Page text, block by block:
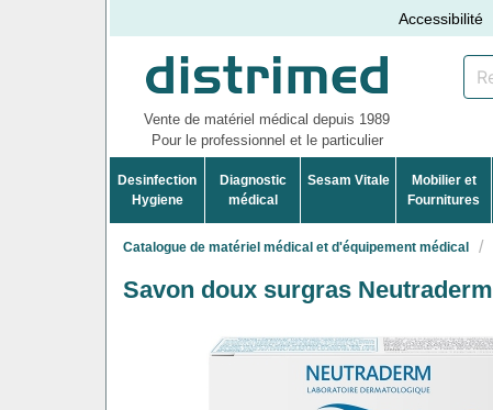
Accessibilité
Vente de matériel médical depuis 1989
Pour le professionnel et le particulier
Desinfection
Hygiene
Diagnostic
médical
Sesam Vitale
Mobilier et
Fournitures
Catalogue de matériel médical et d'équipement médical
Savon doux surgras Neutraderm